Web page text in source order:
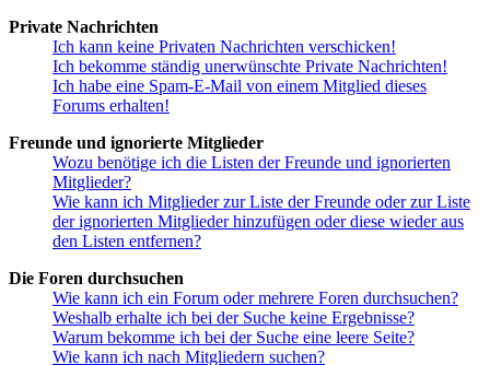
Private Nachrichten
Ich kann keine Privaten Nachrichten verschicken!
Ich bekomme ständig unerwünschte Private Nachrichten!
Ich habe eine Spam-E-Mail von einem Mitglied dieses
Forums erhalten!
Freunde und ignorierte Mitglieder
Wozu benötige ich die Listen der Freunde und ignorierten
Mitglieder?
Wie kann ich Mitglieder zur Liste der Freunde oder zur Liste
der ignorierten Mitglieder hinzufügen oder diese wieder aus
den Listen entfernen?
Die Foren durchsuchen
Wie kann ich ein Forum oder mehrere Foren durchsuchen?
Weshalb erhalte ich bei der Suche keine Ergebnisse?
Warum bekomme ich bei der Suche eine leere Seite?
Wie kann ich nach Mitgliedern suchen?